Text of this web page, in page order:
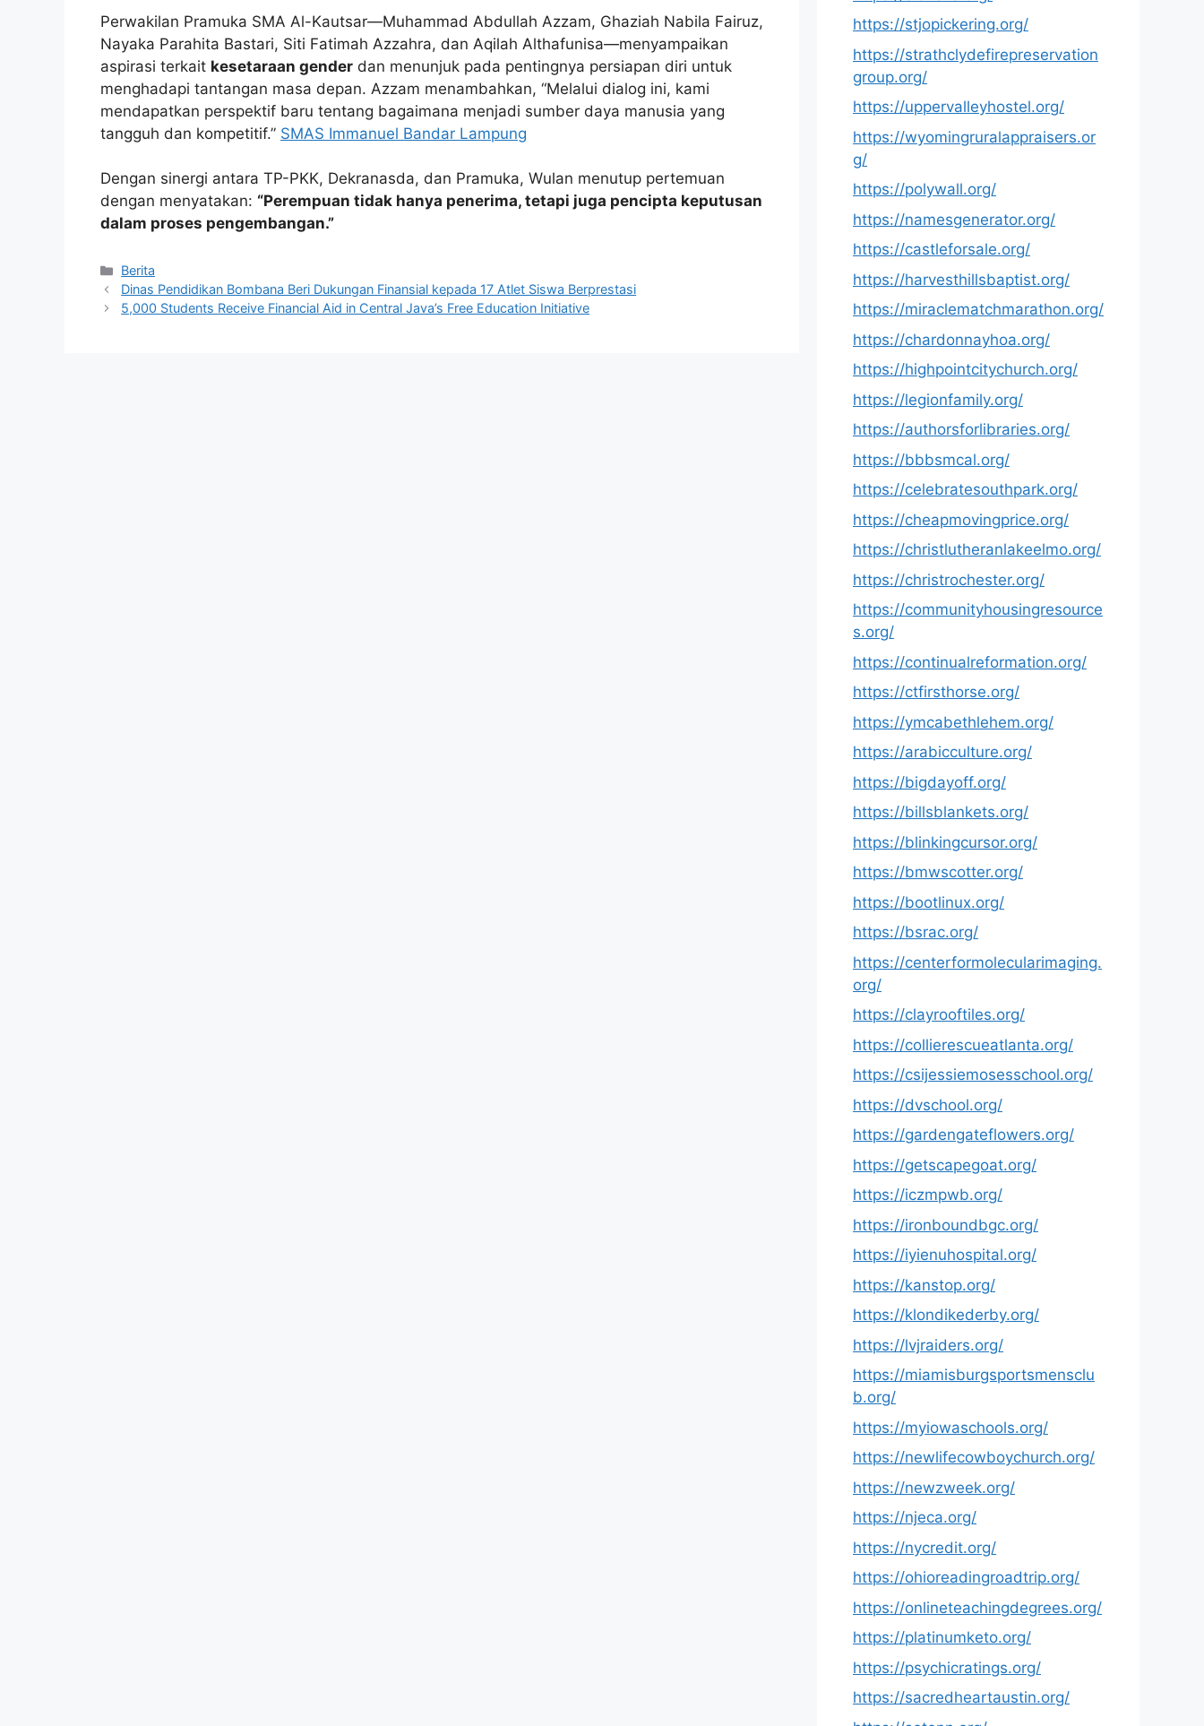
Perwakilan Pramuka SMA Al-Kautsar—Muhammad Abdullah Azzam, Ghaziah Nabila Fairuz,
Nayaka Parahita Bastari, Siti Fatimah Azzahra, dan Aqilah Althafunisa—menyampaikan
aspirasi terkait kesetaraan gender dan menunjuk pada pentingnya persiapan diri untuk
menghadapi tantangan masa depan. Azzam menambahkan, “Melalui dialog ini, kami
mendapatkan perspektif baru tentang bagaimana menjadi sumber daya manusia yang
tangguh dan kompetitif.” SMAS Immanuel Bandar Lampung
Dengan sinergi antara TP-PKK, Dekranasda, dan Pramuka, Wulan menutup pertemuan
dengan menyatakan: “Perempuan tidak hanya penerima, tetapi juga pencipta keputusan
dalam proses pengembangan.”
Kategori
Berita
Dinas Pendidikan Bombana Beri Dukungan Finansial kepada 17 Atlet Siswa Berprestasi
5,000 Students Receive Financial Aid in Central Java’s Free Education Initiative
https://stjopickering.org/
https://strathclydefirepreservation
group.org/
https://uppervalleyhostel.org/
https://wyomingruralappraisers.or
g/
https://polywall.org/
https://namesgenerator.org/
https://castleforsale.org/
https://harvesthillsbaptist.org/
https://miraclematchmarathon.org/
https://chardonnayhoa.org/
https://highpointcitychurch.org/
https://legionfamily.org/
https://authorsforlibraries.org/
https://bbbsmcal.org/
https://celebratesouthpark.org/
https://cheapmovingprice.org/
https://christlutheranlakeelmo.org/
https://christrochester.org/
https://communityhousingresource
s.org/
https://continualreformation.org/
https://ctfirsthorse.org/
https://ymcabethlehem.org/
https://arabicculture.org/
https://bigdayoff.org/
https://billsblankets.org/
https://blinkingcursor.org/
https://bmwscotter.org/
https://bootlinux.org/
https://bsrac.org/
https://centerformolecularimaging.
org/
https://clayrooftiles.org/
https://collierescueatlanta.org/
https://csijessiemosesschool.org/
https://dvschool.org/
https://gardengateflowers.org/
https://getscapegoat.org/
https://iczmpwb.org/
https://ironboundbgc.org/
https://iyienuhospital.org/
https://kanstop.org/
https://klondikederby.org/
https://lvjraiders.org/
https://miamisburgsportsmensclu
b.org/
https://myiowaschools.org/
https://newlifecowboychurch.org/
https://newzweek.org/
https://njeca.org/
https://nycredit.org/
https://ohioreadingroadtrip.org/
https://onlineteachingdegrees.org/
https://platinumketo.org/
https://psychicratings.org/
https://sacredheartaustin.org/